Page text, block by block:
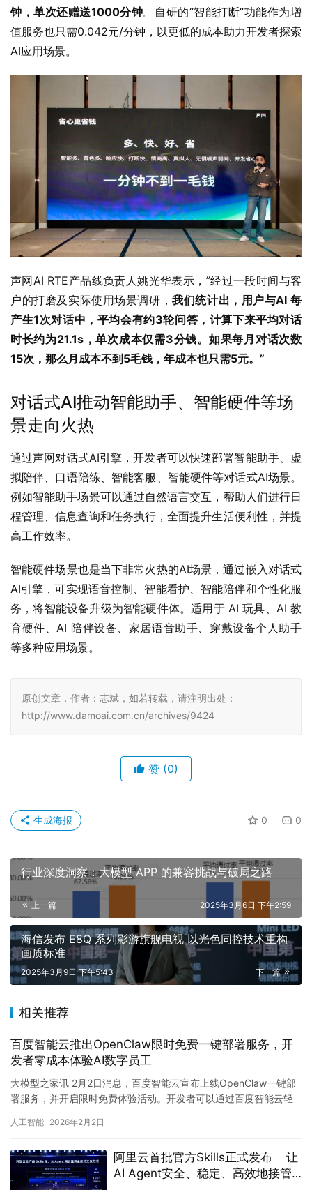
钟，单次还赠送1000分钟。自研的“智能打断”功能作为增
值服务也只需0.042元/分钟，以更低的成本助力开发者探索
AI应用场景。
声网AI RTE产品线负责人姚光华表示，”经过一段时间与客
户的打磨及实际使用场景调研，我们统计出，用户与AI 每
产生1次对话中，平均会有约3轮问答，计算下来平均对话
时长约为21.1s，单次成本仅需3分钱。如果每月对话次数
15次，那么月成本不到5毛钱，年成本也只需5元。”
对话式AI推动智能助手、智能硬件等场
景走向火热
通过声网对话式AI引擎，开发者可以快速部署智能助手、虚
拟陪伴、口语陪练、智能客服、智能硬件等对话式AI场景。
例如智能助手场景可以通过自然语言交互，帮助人们进行日
程管理、信息查询和任务执行，全面提升生活便利性，并提
高工作效率。
智能硬件场景也是当下非常火热的AI场景，通过嵌入对话式
AI引擎，可实现语音控制、智能看护、智能陪伴和个性化服
务，将智能设备升级为智能硬件体。适用于 AI 玩具、AI 教
育硬件、AI 陪伴设备、家居语音助手、穿戴设备个人助手
等多种应用场景。
原创文章，作者：志斌，如若转载，请注明出处：
http://www.damoai.com.cn/archives/9424
赞 (0)
0 0
生成海报
行业深度洞察：大模型 APP 的兼容挑战与破局之路
上一篇 2025年3月6日 下午2:59
海信发布 E8Q 系列影游旗舰电视 以光色同控技术重构
画质标准
下一篇
2025年3月9日 下午5:43
相关推荐
百度智能云推出OpenClaw限时免费一键部署服务，开
发者零成本体验AI数字员工
大模型之家讯 2月2日消息，百度智能云宣布上线OpenClaw一键部
署服务，并开启限时免费体验活动。开发者可以通过百度智能云轻
人工智能 2026年2月2日
阿里云首批官方Skills正式发布 让
AI Agent安全、稳定、高效地接管